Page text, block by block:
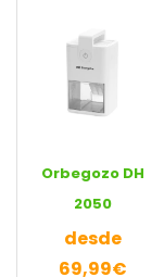
Orbegozo DH
2050
desde
69,99€